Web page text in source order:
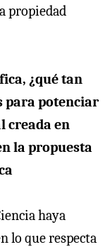
propiedad
¿qué tan
para potenciar
creada en
la propuesta
haya
lo que respecta